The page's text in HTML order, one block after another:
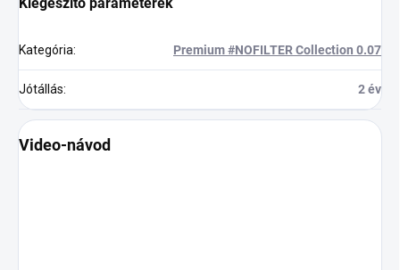
Kategória: Premium #NOFILTER Collection 0.07
Jótállás: 2 év
Video-návod